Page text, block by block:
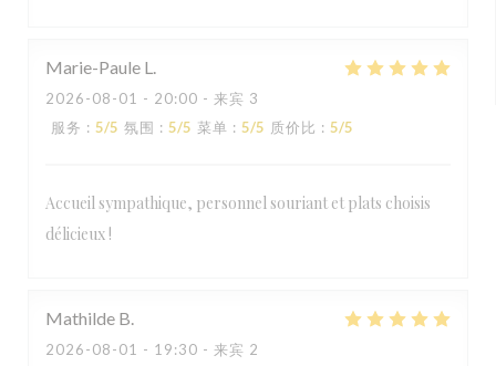
Marie-Paule L
2026-08-01 - 20:00 - 来宾 3
服务 : 5/5 氛围 : 5/5 菜单 : 5/5 质价比 : 5/5
Accueil sympathique, personnel souriant et plats choisis
délicieux !
Mathilde B
2026-08-01 - 19:30 - 来宾 2